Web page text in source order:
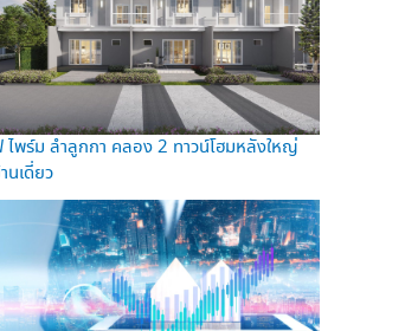
ไพร์ม ลำลูกกา คลอง 2 ทาวน์โฮมหลังใหญ่
นเดี่ยว